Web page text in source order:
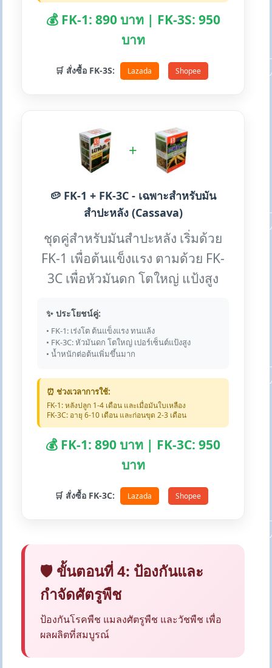
💰 FK-1: 890 บาท | FK-3S: 950
บาท
🛒 สั่งซื้อ FK-3S: Lazada Shopee
+
🥔 FK-1 + FK-3C - เฉพาะสำหรับมัน
สำปะหลัง (Cassava)
ชุดคู่สำหรับมันสำปะหลัง เริ่มด้วย
FK-1 เพื่อต้นแข็งแรง ตามด้วย FK-
3C เพื่อหัวมันดก โตใหญ่ แป้งสูง
✨ ประโยชน์คู่:
• FK-1: เร่งโต ต้นแข็งแรง ทนแล้ง
• FK-3C: หัวมันดก โตใหญ่ เปอร์เซ็นต์แป้งสูง
• น้ำหนักต่อต้นเพิ่มขึ้นมาก
⏰ ช่วงเวลาการใช้:
FK-1: หลังปลูก 1-4 เดือน และเมื่อมันใบเหลือง
FK-3C: อายุ 6-10 เดือน และก่อนขุด 2-3 เดือน
💰 FK-1: 890 บาท | FK-3C: 950
บาท
🛒 สั่งซื้อ FK-3C: Lazada Shopee
🛡️ ขั้นตอนที่ 4: ป้องกันและ
กำจัดศัตรูพืช
ป้องกันโรคพืช แมลงศัตรูพืช และวัชพืช เพื่อ
ผลผลิตที่สมบูรณ์